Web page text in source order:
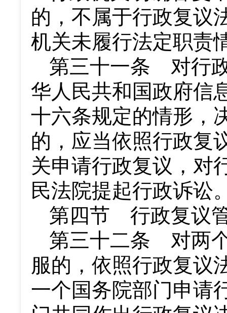
的，不属于行政复议
机关未履行法定职责
第三十一条 对行
华人民共和国政府信
十六条规定的情形，
的，应当依照行政复
关申请行政复议，对
民法院提起行政诉讼
第四节 行政复议
第三十二条 对两
服的，依照行政复议
一个国务院部门申请